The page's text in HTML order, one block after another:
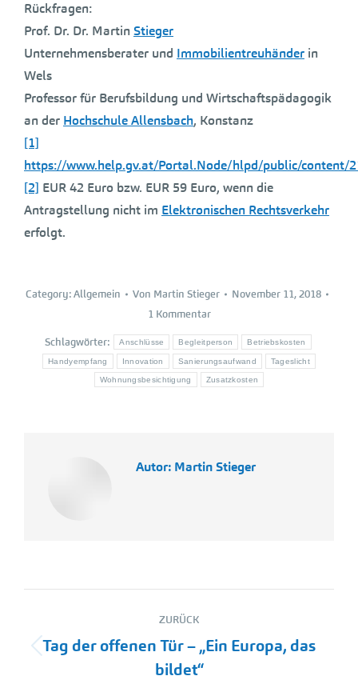
Rückfragen:
Prof. Dr. Dr. Martin Stieger
Unternehmensberater und Immobilientreuhänder in
Wels
Professor für Berufsbildung und Wirtschaftspädagogik
an der Hochschule Allensbach, Konstanz
[1]
https://www.help.gv.at/Portal.Node/hlpd/public/content/
[2] EUR 42 Euro bzw. EUR 59 Euro, wenn die
Antragstellung nicht im Elektronischen Rechtsverkehr
erfolgt.
Category:Allgemein Von Martin Stieger
November 11, 2018
1 Kommentar
Schlagwörter: Anschlüsse Begleitperson Betriebskosten
Handyempfang Innovation Sanierungsaufwand Tageslicht
Wohnungsbesichtigung Zusatzkosten
Autor: Martin Stieger
Kommentarnavigation
ZURÜCK
Vorheriger
Tag der offenen Tür – „Ein Europa, das
bildet“